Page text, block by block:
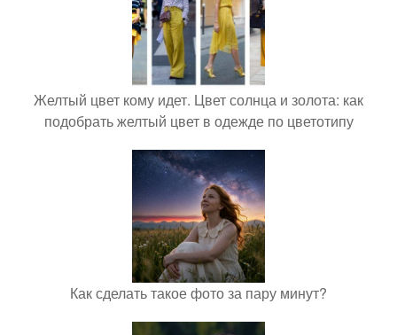
Желтый цвет кому идет. Цвет солнца и золота: как
подобрать желтый цвет в одежде по цветотипу
Как сделать такое фото за пару минут?